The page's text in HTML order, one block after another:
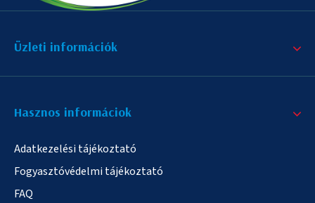
Üzleti információk
Hasznos informáciok
Adatkezelési tájékoztató
Fogyasztóvédelmi tájékoztató
FAQ